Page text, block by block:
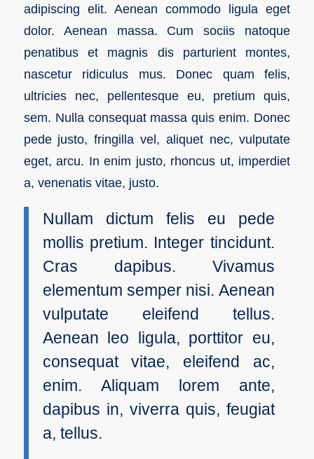
adipiscing elit. Aenean commodo ligula eget
dolor. Aenean massa. Cum sociis natoque
penatibus et magnis dis parturient montes,
nascetur ridiculus mus. Donec quam felis,
ultricies nec, pellentesque eu, pretium quis,
sem. Nulla consequat massa quis enim. Donec
pede justo, fringilla vel, aliquet nec, vulputate
eget, arcu. In enim justo, rhoncus ut, imperdiet
a, venenatis vitae, justo.
Nullam dictum felis eu pede
mollis pretium. Integer tincidunt.
Cras dapibus. Vivamus
elementum semper nisi. Aenean
vulputate eleifend tellus.
Aenean leo ligula, porttitor eu,
consequat vitae, eleifend ac,
enim. Aliquam lorem ante,
dapibus in, viverra quis, feugiat
a, tellus.